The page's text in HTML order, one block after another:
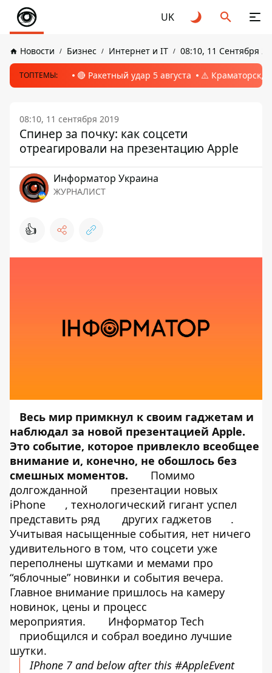
UK
Новости Бизнес Интернет и IT 08:10, 11 Сентября
ТОПТЕМЫ: 🔴 Ракетный удар 5 августа ⚠️ Краматорск,
08:10, 11 сентября 2019
Спинер за почку: как соцсети
отреагировали на презентацию Apple
Информатор Украина
ЖУРНАЛИСТ
👍
Весь мир примкнул к своим гаджетам и
наблюдал за новой презентацией Apple.
Это событие, которое привлекло всеобщее
внимание и, конечно, не обошлось без
смешных моментов.
Помимо
долгожданной
презентации новых
iPhone
, технологический гигант успел
представить ряд
других гаджетов
.
Учитывая насыщенные события, нет ничего
удивительного в том, что соцсети уже
переполнены шутками и мемами про
“яблочные” новинки и события вечера.
Главное внимание пришлось на камеру
новинок, цены и процесс
мероприятия.
Информатор Tech
приобщился и собрал воедино лучшие
шутки.
IPhone 7 and below after this #AppleEvent